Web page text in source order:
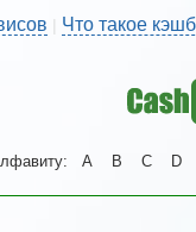
| Что такое
A B C D